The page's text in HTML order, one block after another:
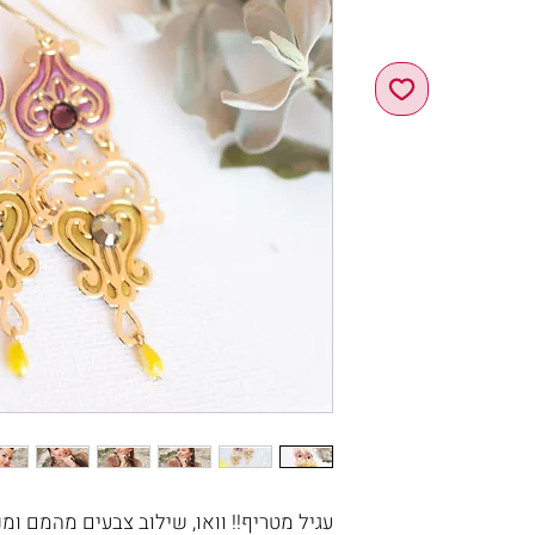
עגיל מטריף!! וואו, שילוב צבעים מהמם